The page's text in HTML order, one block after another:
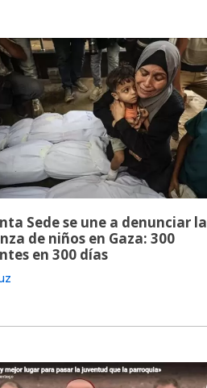
Sede se une a denunciar la
de niños en Gaza: 300
en 300 días